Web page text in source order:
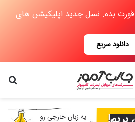
قورت بده. نسل جدید اپلیکیشن های
دانلود سریع